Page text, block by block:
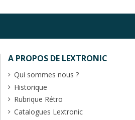
A PROPOS DE LEXTRONIC
Qui sommes nous ?
Historique
Rubrique Rétro
Catalogues Lextronic